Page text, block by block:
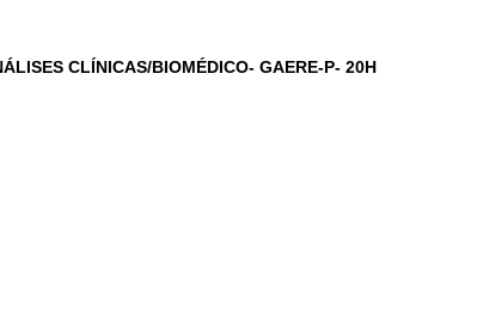
CLÍNICAS/BIOMÉDICO- GAERE-P- 20H